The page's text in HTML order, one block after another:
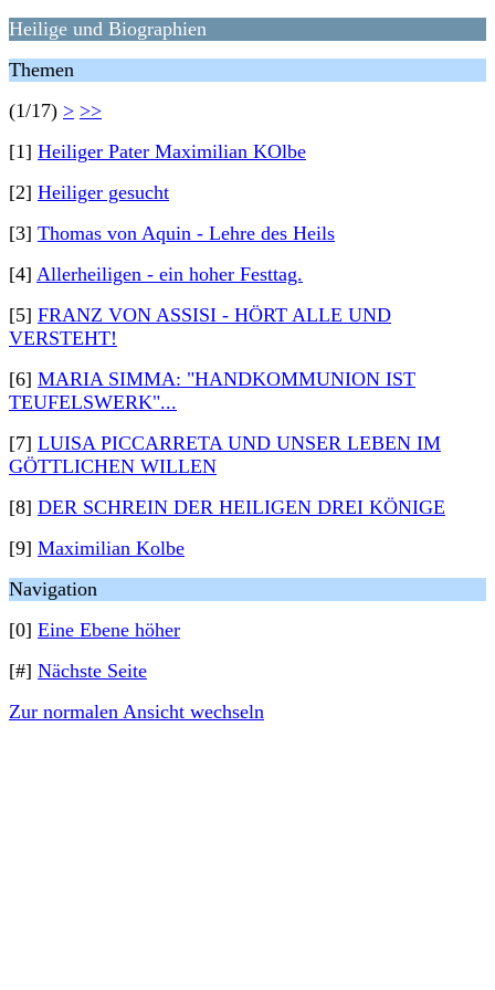
Heilige und Biographien
Themen
(1/17) > >>
[1] Heiliger Pater Maximilian KOlbe
[2] Heiliger gesucht
[3] Thomas von Aquin - Lehre des Heils
[4] Allerheiligen - ein hoher Festtag.
[5] FRANZ VON ASSISI - HÖRT ALLE UND
VERSTEHT!
[6] MARIA SIMMA: "HANDKOMMUNION IST
TEUFELSWERK"...
[7] LUISA PICCARRETA UND UNSER LEBEN IM
GÖTTLICHEN WILLEN
[8] DER SCHREIN DER HEILIGEN DREI KÖNIGE
[9] Maximilian Kolbe
Navigation
[0] Eine Ebene höher
[#] Nächste Seite
Zur normalen Ansicht wechseln